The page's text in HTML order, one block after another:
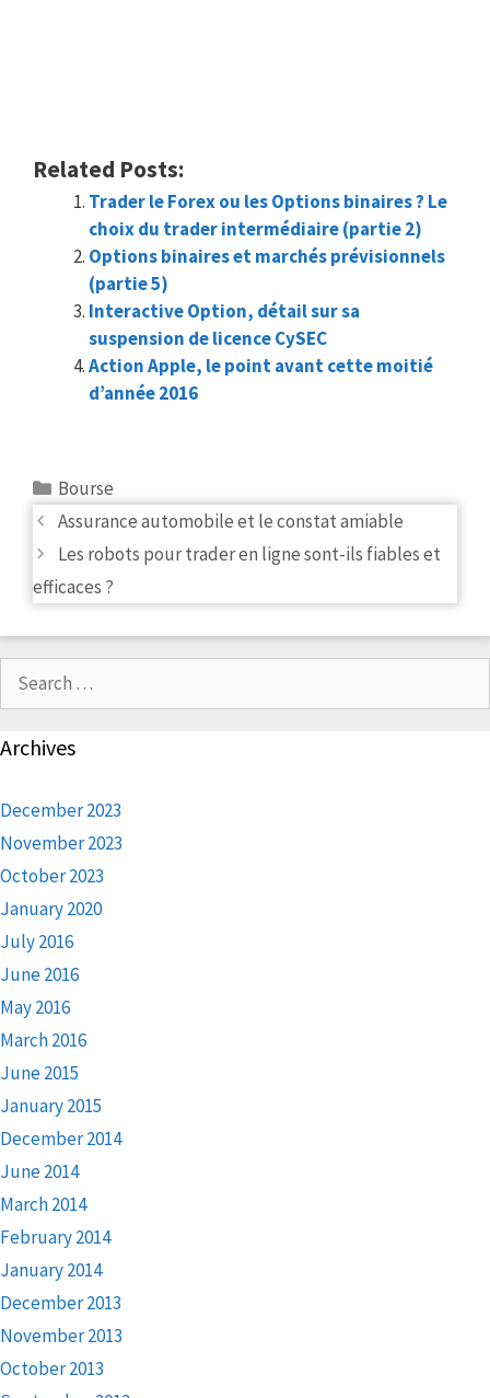
Related Posts:
Trader le Forex ou les Options binaires ? Le
choix du trader intermédiaire (partie 2)
Options binaires et marchés prévisionnels
(partie 5)
Interactive Option, détail sur sa
suspension de licence CySEC
Action Apple, le point avant cette moitié
d’année 2016
Categories
Bourse
Post
navigation
Assurance automobile et le constat amiable
Les robots pour trader en ligne sont-ils fiables et
efficaces ?
for:
Archives
December 2023
November 2023
October 2023
January 2020
July 2016
June 2016
May 2016
March 2016
June 2015
January 2015
December 2014
June 2014
March 2014
February 2014
January 2014
December 2013
November 2013
October 2013